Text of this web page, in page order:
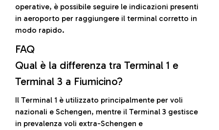
operative, è possibile seguire le indicazioni presenti
in aeroporto per raggiungere il terminal corretto in
modo rapido.
FAQ
Qual è la differenza tra Terminal 1 e
Terminal 3 a Fiumicino?
Il Terminal 1 è utilizzato principalmente per voli
nazionali e Schengen, mentre il Terminal 3 gestisce
in prevalenza voli extra-Schengen e